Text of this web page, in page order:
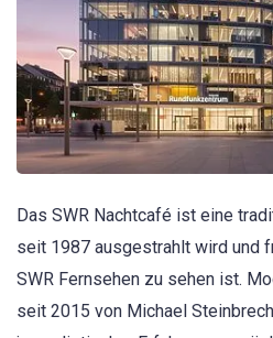
Das SWR Nachtcafé ist eine
seit 1987 ausgestrahlt wird und
SWR Fernsehen zu sehen ist.
seit 2015 von Michael